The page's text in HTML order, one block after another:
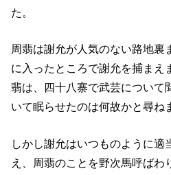
た。
周翡は謝允が人気のない路地裏
に入ったところで謝允を捕まえ
翡は、四十八寨で武芸について
いて眠らせたのは何故かと尋ね
しかし謝允はいつものように適
え、周翡のことを野次馬呼ばわ